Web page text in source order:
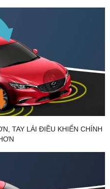
TAY LÁI ĐIỀU KHIỂN CHÍNH